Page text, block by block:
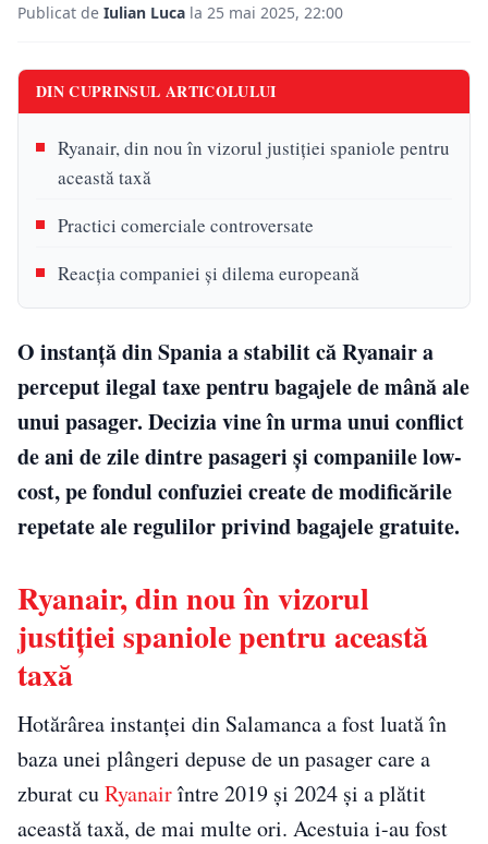
Publicat de Iulian Luca la 25 mai 2025, 22:00
DIN CUPRINSUL ARTICOLULUI
Ryanair, din nou în vizorul justiției spaniole pentru
această taxă
Practici comerciale controversate
Reacția companiei și dilema europeană
O instanță din Spania a stabilit că Ryanair a
perceput ilegal taxe pentru bagajele de mână ale
unui pasager. Decizia vine în urma unui conflict
de ani de zile dintre pasageri și companiile low-
cost, pe fondul confuziei create de modificările
repetate ale regulilor privind bagajele gratuite.
Ryanair, din nou în vizorul
justiției spaniole pentru această
taxă
Hotărârea instanței din Salamanca a fost luată în
baza unei plângeri depuse de un pasager care a
zburat cuRyanairîntre 2019 și 2024 și a plătit
această taxă, de mai multe ori. Acestuia i-au fost